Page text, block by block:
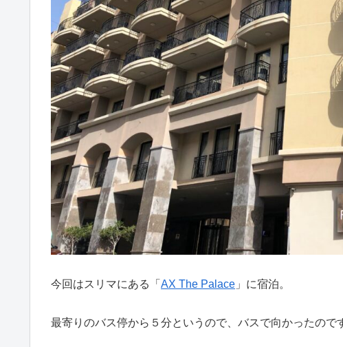
今回はスリマにある「 AX The Palace 」に宿泊。
最寄りのバス停から５分というので、バスで向かったので